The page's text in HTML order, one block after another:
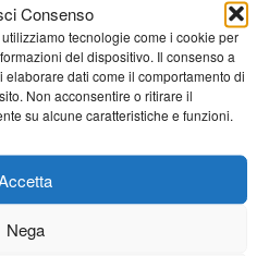
Consenso
tecnologie come i cookie per
del dispositivo. Il consenso a
dati come il comportamento di
Non acconsentire o ritirare il
su alcune caratteristiche e funzioni.
Accetta
Nega
24°C|37°C 21°C
24°C|34°C |35°C 22°C|
a cura di: